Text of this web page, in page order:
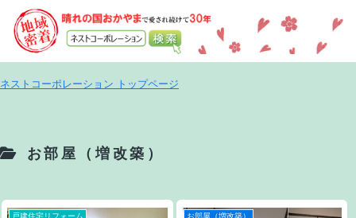
ネストコーポレーション トップページ
お部屋（増改築）
戸建住宅リフォーム お部屋（増改築）